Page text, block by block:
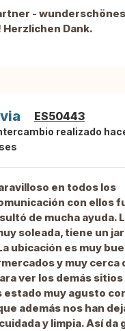
-
Dank.
ES50443
realizado
en todos los
con ellos
de mucha ayuda.
soleada, tiene un
ubicación es muy
y muy cerca
ver los demás sitios
estado muy agusto
además nos han
y limpia. Así da